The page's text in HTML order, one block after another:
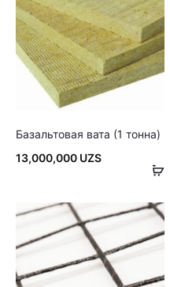
В
Базальтовая вата (1 тонна)
13,000,000 UZS